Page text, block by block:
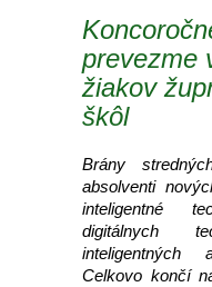
prevezme
žiakov
škôl
Brány
absolventi
inteligentné
digitálnych
inteligentných
Celkovo končí